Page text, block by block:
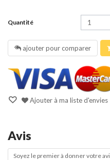
Quantité
ajouter pour comparer
Ajouter à ma liste d'envies
Avis
Soyez le premier à donner votre